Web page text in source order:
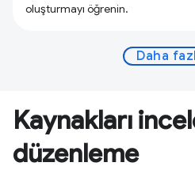
oluşturmayı öğrenin.
Daha
Kaynakları
düzenleme